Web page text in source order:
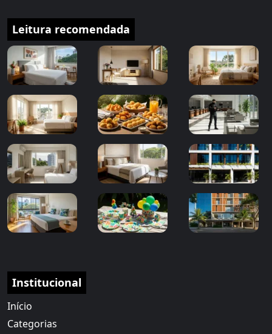
Leitura recomendada
Institucional
Início
Categorias